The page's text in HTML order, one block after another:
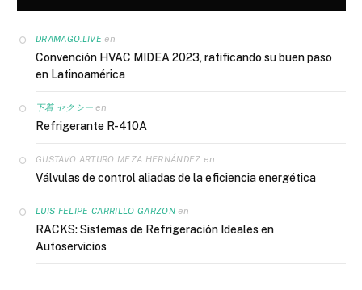
DRAMAGO.LIVEen
Convención HVAC MIDEA 2023, ratificando su buen paso
en Latinoamérica
下着 セクシー en
Refrigerante R-410A
GUSTAVO ARTURO MEZA HERNÁNDEZ en
Válvulas de control aliadas de la eficiencia energética
LUIS FELIPE CARRILLO GARZONen
RACKS: Sistemas de Refrigeración Ideales en
Autoservicios